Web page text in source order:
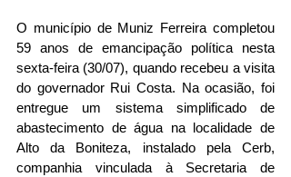
O município de Muniz Ferreira completou
59 anos de emancipação política nesta
sexta-feira (30/07), quando recebeu a visita
do governador Rui Costa. Na ocasião, foi
entregue um sistema simplificado de
abastecimento de água na localidade de
Alto da Boniteza, instalado pela Cerb,
companhia vinculada à Secretaria de